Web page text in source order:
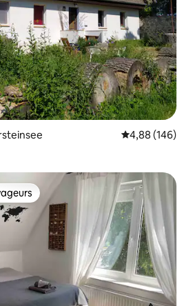
Évaluation
4,88 (146)
les plus appréciés